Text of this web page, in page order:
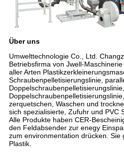
Über uns
Umwelttechnologie Co., Ltd.
Betriebsfirma von Jwell-
aller Arten
Schraubenpelletisierungslinie,
zerquetschen, Waschen und
sich spezialisierte, Zufuhr und PVC
Alle Produkte haben CER-
den Feldabsender zur enegy
zum environmentation drücken. Sie
Plastik.